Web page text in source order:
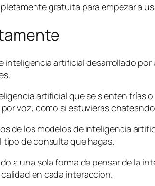
gratuita para empezar a
inteligencia artificial desarrollado
artificial que se sienten frías
voz, como si estuvieras
de los modelos de inteligencia
tipo de consulta que hagas.
a una sola forma de pensar de la
en cada interacción.